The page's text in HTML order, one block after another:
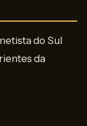
do Sul
da